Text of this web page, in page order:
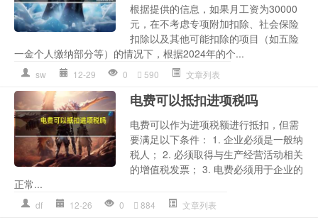
根据提供的信息，如果月工资为30000
元，在不考虑专项附加扣除、社会保险
扣除以及其他可能扣除的项目（如五险
一金个人缴纳部分等）的情况下，根据2024年的个...
sw 12-29 0 590 文章列表
电费可以抵扣进项税吗
电费可以作为进项税额进行抵扣，但需
要满足以下条件： 1. 企业必须是一般纳
税人； 2. 必须取得与生产经营活动相关
的增值税发票； 3. 电费必须用于企业的
正常...
df 12-26 0 884 文章列表